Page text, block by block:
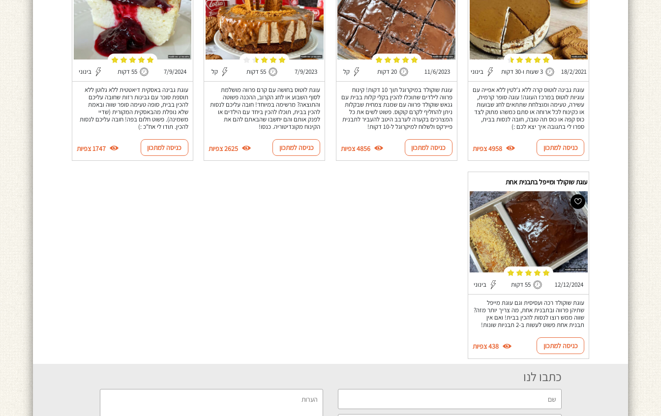
18/2/2021 3 שעות ו-30 דקות בינוני
עוגת גבינה לוטוס קרה ללא ג'לטין ללא אפייה עם
עוגיות לוטוס במרכז העוגה! עוגה סופר קרמית,
עשירה, טעימה ומוצלחת שתתאים לחג שבועות
או כקינוח לכל ארוחה או סתם כמשהו מתוק לצד
כוס קפה או כוס תה טובה, חובה לנסות בבית,
ספרו לי בתגובה איך יצא לכם :)
כניסה למתכון 4958 צפיות
11/6/2023 20 דקות קל
עוגת שוקולד במיקרוגל תוך 10 דקות! קינוח
פרווה לילדים שתוכלו להכין בקלי קלות בבית עם
גנאש שוקולד פרווה עם שמנת צמחית שבקלות
ניתן להחליף לקרם קוקוס. פשוט לשים את כל
המצרכים בקערה לערבב היטב להעביר לתבנית
פיירקס ולשלוח למיקרוגל ל-10 דקות!
כניסה למתכון 4856 צפיות
7/9/2023 55 דקות קל
עוגת לוטוס בחושה עם קרם פרווה מושלמת
לסוף השבוע או לחג הקרוב, ההכנה פשוטה
והתוצאה? מרשימה במיוחד! חובה עליכם לנסות
להכין בבית, תוכלו להכין ביחד עם הילדים או
לפנק אותם והם יחשבו שהבאתם להם את
הקינוח מקונדיטוריה. כנסו!
כניסה למתכון 2625 צפיות
7/9/2024 55 דקות בינוני
עוגת גבינה באסקית דיאטטית ללא גלוטן ללא
תוספת סוכר עם גבינות רזות שחובה עליכם
להכין בבית, סופה טעימה סופר שווה ובאמת
שלא נופלת מהבאסקית המקורית (שדיי
משמינה). פשוט חלום בפה! חובה עליכם לנסות
להכין. תודו לי אח"כ :)
כניסה למתכון 1747 צפיות
עוגת שוקולד ומייפל בתבנית אחת
12/12/2024 55 דקות בינוני
עוגת שוקולד רכה ועסיסית וגם עוגת מייפל
שתיהן פרווה ובתבנית אחת, מה צריך יותר מזה?
שווה ממש רוצו לנסות להכין בבית! ואם אין
תבנית אחת פשוט לעשות ב-2 תבניות שונות!
כניסה למתכון 438 צפיות
כתבו לנו